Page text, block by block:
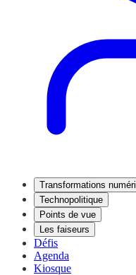
Transformations
Technopolitique
Points de vue
Les faiseurs
Défis
Agenda
Kiosque